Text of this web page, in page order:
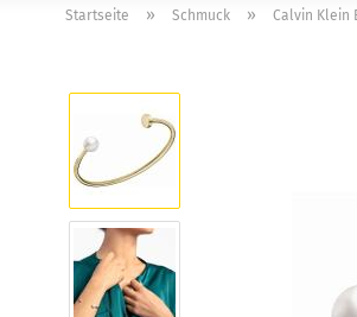
Startseite » Schmuck » Calvin Klein